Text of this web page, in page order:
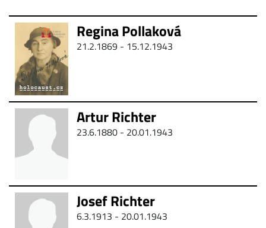
Regina Pollaková
21.2.1869 - 15.12.1943
Artur Richter
23.6.1880 - 20.01.1943
Josef Richter
6.3.1913 - 20.01.1943